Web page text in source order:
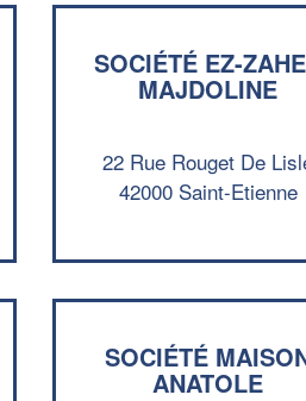
SOCIÉTÉ EZ-
MAJDOLINE
22 Rue Rouget De
42000 Saint-Etienne
SOCIÉTÉ
ANATOLE